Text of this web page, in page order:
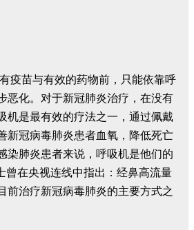
疫苗与有效的药物前，只能依靠呼
恶化。对于新冠肺炎治疗，在没有
机是最有效的疗法之一，通过佩戴
新冠病毒肺炎患者血氧，降低死亡
染肺炎患者来说，呼吸机是他们的
曾在央视连线中指出：经鼻高流量
前治疗新冠病毒肺炎的主要方式之